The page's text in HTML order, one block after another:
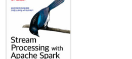
10. 어떤 데이터와 오퍼레이션을 온체
을 오프체인으로 구현해야 하는가는블
중요한 결정 사항이다.
하기 쉽게 설명한다. 우선, 블록체인이
개하는 것을 시작으로 이더리움과 솔리
컨트랙트를 코딩해 보고, 웹 인터페이
를 위한 다른 기능도 추가로 학습할 것